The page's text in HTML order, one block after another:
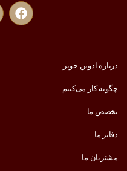
درباره ادوین جونز
چگونه کار می‌کنیم
تخصص ما
دفاتر ما
مشتریان ما